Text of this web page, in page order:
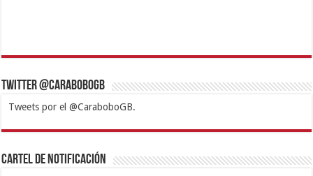
Twitter @CaraboboGB
Tweets por el @CaraboboGB.
1xbetBetturkeyBetistKralbetSupertotobetTipobetMatadorbetMariobet
https://mvbcasino.com/
Cartel de Notificación